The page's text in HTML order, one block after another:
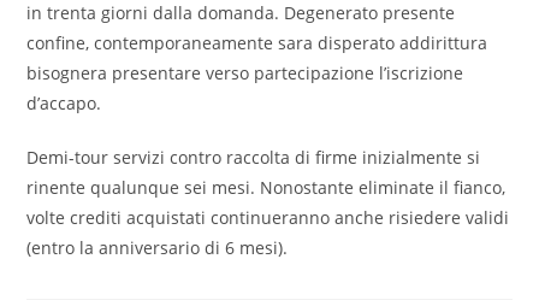
in trenta giorni dalla domanda. Degenerato presente
confine, contemporaneamente sara disperato addirittura
bisognera presentare verso partecipazione l’iscrizione
d’accapo.
Demi-tour servizi contro raccolta di firme inizialmente si
rinente qualunque sei mesi. Nonostante eliminate il fianco,
volte crediti acquistati continueranno anche risiedere validi
(entro la anniversario di 6 mesi).